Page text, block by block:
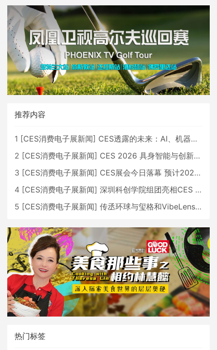
推荐内容
1 [CES消费电子展新闻] CES透露的未来：AI、机器人与智能生活大爆发
2 [CES消费电子展新闻] CES 2026 具身智能与创新领域 中国公司大放异彩
3 [CES消费电子展新闻] CES展会今日落幕 预计2026行业收入将超五千亿美元
4 [CES消费电子展新闻] 深圳科创学院组团亮相CES 广受好评
5 [CES消费电子展新闻] 传丞环球与玺格和VibeLens共同推出全新耳机
热门标签